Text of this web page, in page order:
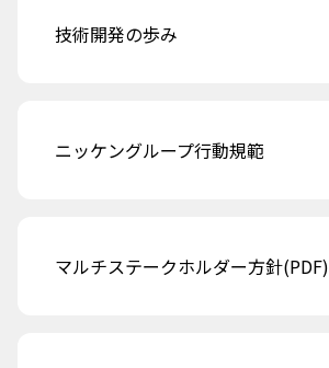
技術開発の歩み
ニッケングループ行動規範
マルチステークホルダー方針(PDF)